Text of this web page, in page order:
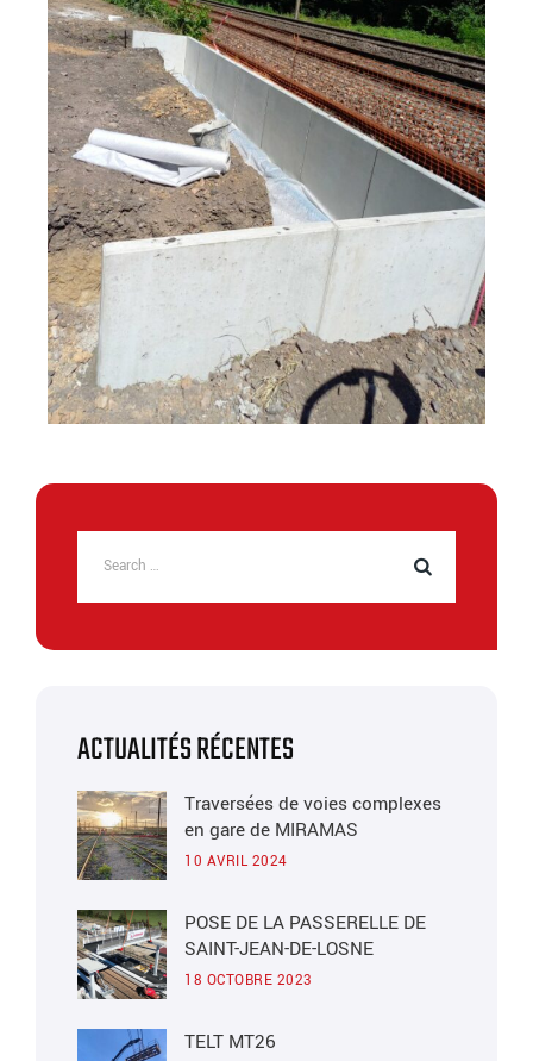
ACTUALITÉS RÉCENTES
Traversées de voies complexes
en gare de MIRAMAS
10 AVRIL 2024
POSE DE LA PASSERELLE DE
SAINT-JEAN-DE-LOSNE
18 OCTOBRE 2023
TELT MT26